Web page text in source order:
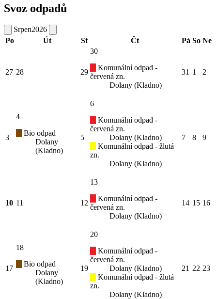
Svoz odpadů
Srpen2026
Po
Út St Čt Pá So Ne
27 28 29
30
Komunální odpad -
červená zn.
Dolany (Kladno)
31 1 2
3
4
Bio odpad
Dolany
(Kladno)
5
6
Komunální odpad -
červená zn.
Dolany (Kladno)
Komunální odpad - žlutá
zn.
Dolany (Kladno)
7 8 9
10 11 12
13
Komunální odpad -
červená zn.
Dolany (Kladno)
14 15 16
17
18
Bio odpad
Dolany
(Kladno)
19
20
Komunální odpad -
červená zn.
Dolany (Kladno)
Komunální odpad - žlutá
zn.
Dolany (Kladno)
21 22 23